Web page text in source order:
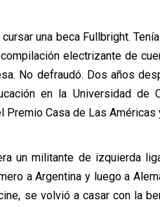
una beca Fullbright.
electrizante de
No defraudó. Dos años
en la Universidad de
Premio Casa de Las
un militante de izquierda
a Argentina y luego a
se volvió a casar con la